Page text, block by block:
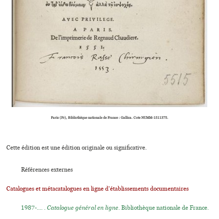
Paris (Fr), Bibliothèque natio­­nale de France : Gallica. Cote NUMM-1511375.
Cette édition est une édition originale ou significative.
Références externes
Catalogues et métacatalogues en ligne d'établissements documentaires
1987-.... .Catalogue général en ligne. Bibliothèque nationale de France.